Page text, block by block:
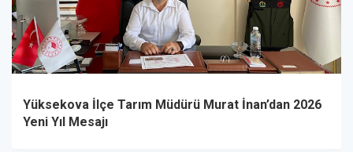
Yüksekova İlçe Tarım Müdürü Murat İnan’dan 2026
Yeni Yıl Mesajı